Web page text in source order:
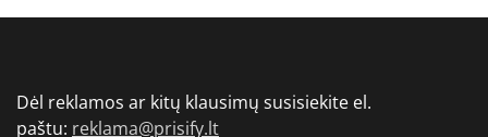
Dėl reklamos ar kitų klausimų susisiekite el.
paštu: reklama@prisify.lt